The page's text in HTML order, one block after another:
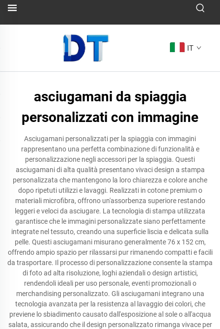
IT
asciugamani da spiaggia
personalizzati con immagine
Asciugamani personalizzati per la spiaggia con immagini
rappresentano una perfetta combinazione di funzionalità e
personalizzazione negli accessori per la spiaggia. Questi
asciugamani di alta qualità presentano vivaci design a stampa
personalizzata che mantengono la loro chiarezza e colore anche
dopo ripetuti utilizzi e lavaggi. Realizzati in cotone premium o
materiali microfibra, offrono un'assorbenza superiore restando
leggeri e veloci da asciugare. La tecnologia di stampa utilizzata
garantisce che le immagini personalizzate siano perfettamente
integrate nel tessuto, creando una superficie liscia e delicata sulla
pelle. Questi asciugamani misurano generalmente 76 x 152 cm,
offrendo ampio spazio per rilassarsi pur rimanendo compatti e facili
da trasportare. Il processo di personalizzazione consente la stampa
di foto ad alta risoluzione, loghi aziendali o design artistici,
rendendoli ideali per uso personale, eventi promozionali o
merchandising personalizzato. Gli asciugamani integrano una
tecnologia avanzata per la resistenza al lavaggio dei colori, che
previene lo sbiadimento causato dall'esposizione al sole o all'acqua
salata, assicurando che il design personalizzato rimanga vivace per